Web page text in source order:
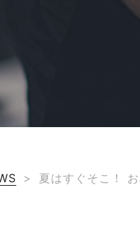
> 夏はすぐそこ！